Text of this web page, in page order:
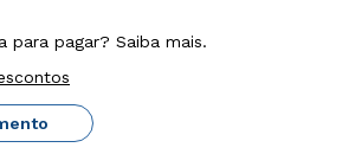
para pagar? Saiba mais.